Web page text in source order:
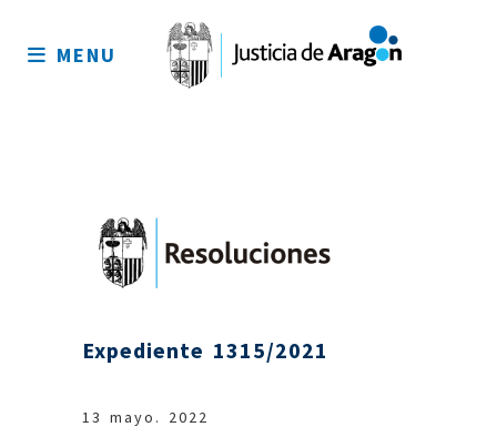
sitio
MENU
Expediente 1315/2021
13 mayo. 2022